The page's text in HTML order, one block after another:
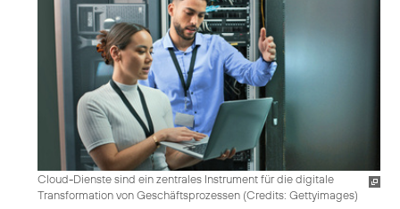
Cloud-Dienste sind ein zentrales Instrument für die digitale
Transformation von Geschäftsprozessen (Credits: Gettyimages)